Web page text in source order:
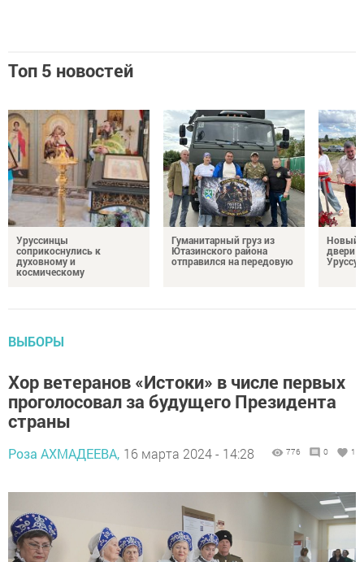
Топ 5 новостей
Уруссинцы
соприкоснулись к
духовному и
космическому
Гуманитарный груз из
Ютазинского района
отправился на передовую
Новый
двери
Уруссу
ВЫБОРЫ
Хор ветеранов «Истоки» в числе первых
проголосовал за будущего Президента
страны
Роза АХМАДЕЕВА, 16 марта 2024 - 14:28 776 0 1